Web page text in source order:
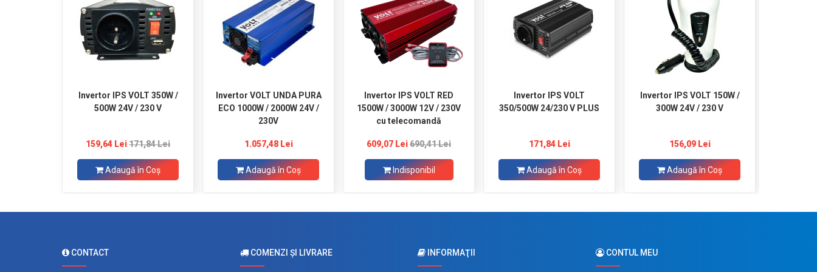
Invertor IPS VOLT 350W /
500W 24V / 230 V
159,64 Lei171,84 Lei
Adaugă în Coş
Invertor VOLT UNDA PURA
ECO 1000W / 2000W 24V /
230V
1.057,48 Lei
Adaugă în Coş
Invertor IPS VOLT RED
1500W / 3000W 12V / 230V
cu telecomandă
609,07 Lei690,41 Lei
Indisponibil
Invertor IPS VOLT
350/500W 24/230 V PLUS
171,84 Lei
Adaugă în Coş
Invertor IPS VOLT 150W /
300W 24V / 230 V
156,09 Lei
Adaugă în Coş
CONTACT COMENZI ŞI LIVRARE INFORMAŢII CONTUL MEU